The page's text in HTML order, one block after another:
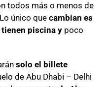
todos más o menos de
único que cambian es
tienen piscina y poco
solo el billete
de Abu Dhabi – Delhi